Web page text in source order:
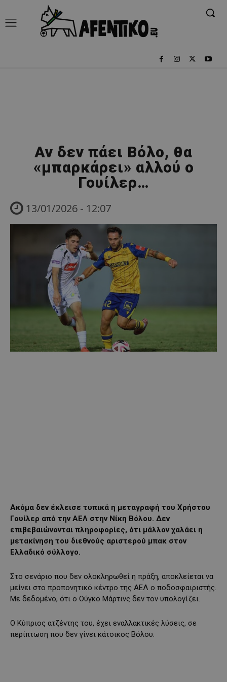
Αν δεν πάει Βόλο, θα
«μπαρκάρει» αλλού ο
Γουίλερ…
13/01/2026 - 12:07
Ακόμα δεν έκλεισε τυπικά η μεταγραφή του Χρήστου
Γουίλερ από την ΑΕΛ στην Νίκη Βόλου. Δεν
επιβεβαιώνονται πληροφορίες, ότι μάλλον χαλάει η
μετακίνηση του διεθνούς αριστερού μπακ στον
Ελλαδικό σύλλογο.
Στο σενάριο που δεν ολοκληρωθεί η πράξη, αποκλείεται να
μείνει στο προπονητικό κέντρο της ΑΕΛ ο ποδοσφαιριστής.
Με δεδομένο, ότι ο Ούγκο Μάρτινς δεν τον υπολογίζει.
Ο Κύπριος ατζέντης του, έχει εναλλακτικές λύσεις, σε
περίπτωση που δεν γίνει κάτοικος Βόλου.